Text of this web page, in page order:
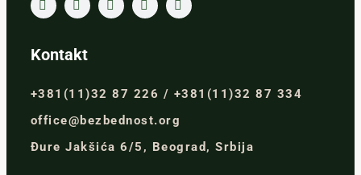
Kontakt
+381(11)32 87 226 / +381(11)32 87 334
office@bezbednost.org
Đure Jakšića 6/5, Beograd, Srbija